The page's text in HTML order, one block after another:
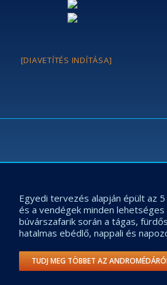
[DIAVETÍTÉS INDÍTÁSA]
Egyedi tervezés alapján épült az
és a vendégek minden
búvárszafarik során a tágas,
hatalmas ebédlő, nappali és
TUDJ MEG TÖBBET AZ